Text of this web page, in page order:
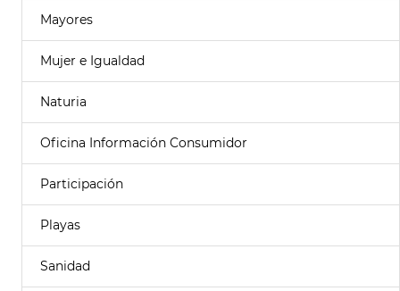
Mayores
Mujer e Igualdad
Naturia
Oficina Información Consumidor
Participación
Playas
Sanidad